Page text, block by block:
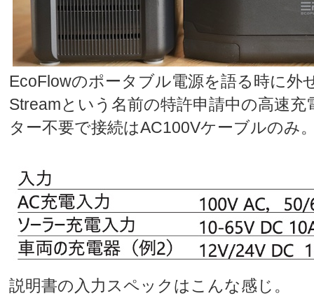
EcoFlowのポータブル電源を語る時に外
Streamという名前の特許申請中の高速
ター不要で接続はAC100Vケーブルのみ
説明書の入力スペックはこんな感じ。